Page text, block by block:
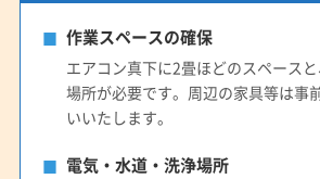
作業スペースの確保
エアコン真下に2畳ほどのスペース
場所が必要です。周辺の家具等は事
いいたします。
電気・水道・洗浄場所